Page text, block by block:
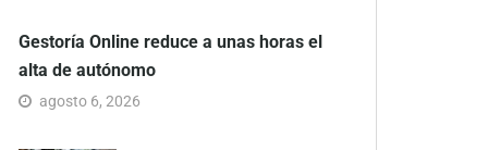
Gestoría Online reduce a unas horas el
alta de autónomo
agosto 6, 2026